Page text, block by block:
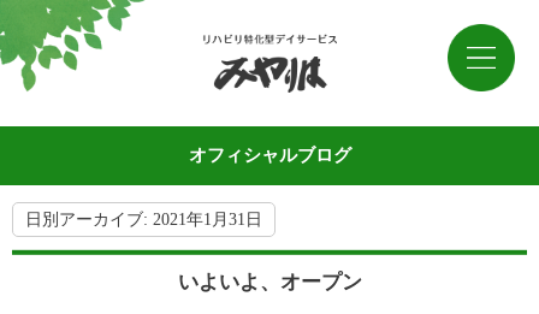
オフィシャルブログ
日別アーカイブ: 2021年1月31日
いよいよ、オープン